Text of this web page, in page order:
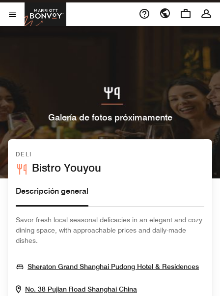
Skip to Content
Abrir el menú
Marriott Bonvoy
Galería de fotos próximamente
DELI
Bistro Youyou
Descripción general
Savor fresh local seasonal delicacies in an elegant and cozy
dining space, with approachable prices and daily-made
dishes.
Sheraton Grand Shanghai Pudong Hotel & Residences
No. 38 Pujian Road Shanghai ChinaOpens In New Window